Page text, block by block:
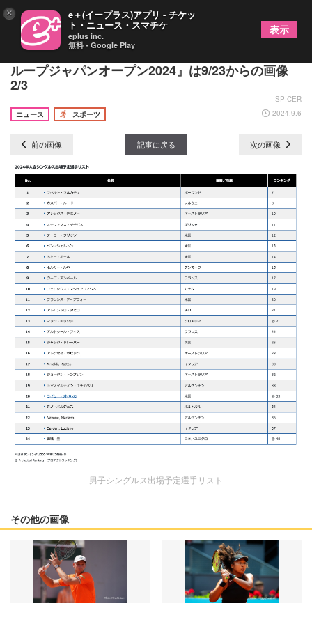
錦織、フルカチュ、チチバスが出場予定！『木下グ
ループジャパンオープン2024』は9/23からの画像
2/3
SPICER
ニュース
スポーツ 2024.9.6
前の画像 記事に戻る 次の画像
男子シングルス出場予定選手リスト
その他の画像
× e＋(イープラス)アプリ - チケッ
ト・ニュース・スマチケ
eplus inc.
無料 - Google Play
表示